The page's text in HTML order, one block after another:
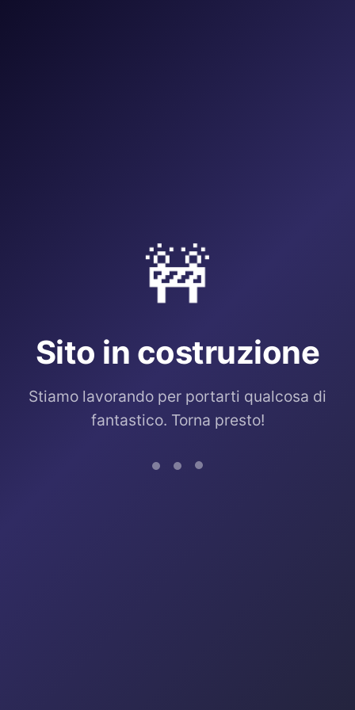
🚧
Sito in costruzione
Stiamo lavorando per portarti qualcosa di
fantastico. Torna presto!